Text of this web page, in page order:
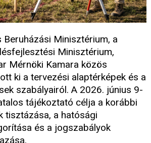
Beruházási Minisztérium, a
Minisztérium,
Mérnöki Kamara közös
ki a tervezési alaptérképek és a
szabályairól. A 2026. június 9-
tájékoztató célja a korábbi
tisztázása, a hatósági
és a jogszabályok